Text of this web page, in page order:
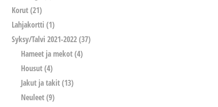
Korut(21)
Lahjakortti (1)
Syksy/Talvi 2021-2022(37)
Hameet ja mekot(4)
Housut(4)
Jakut ja takit(13)
Neuleet(9)